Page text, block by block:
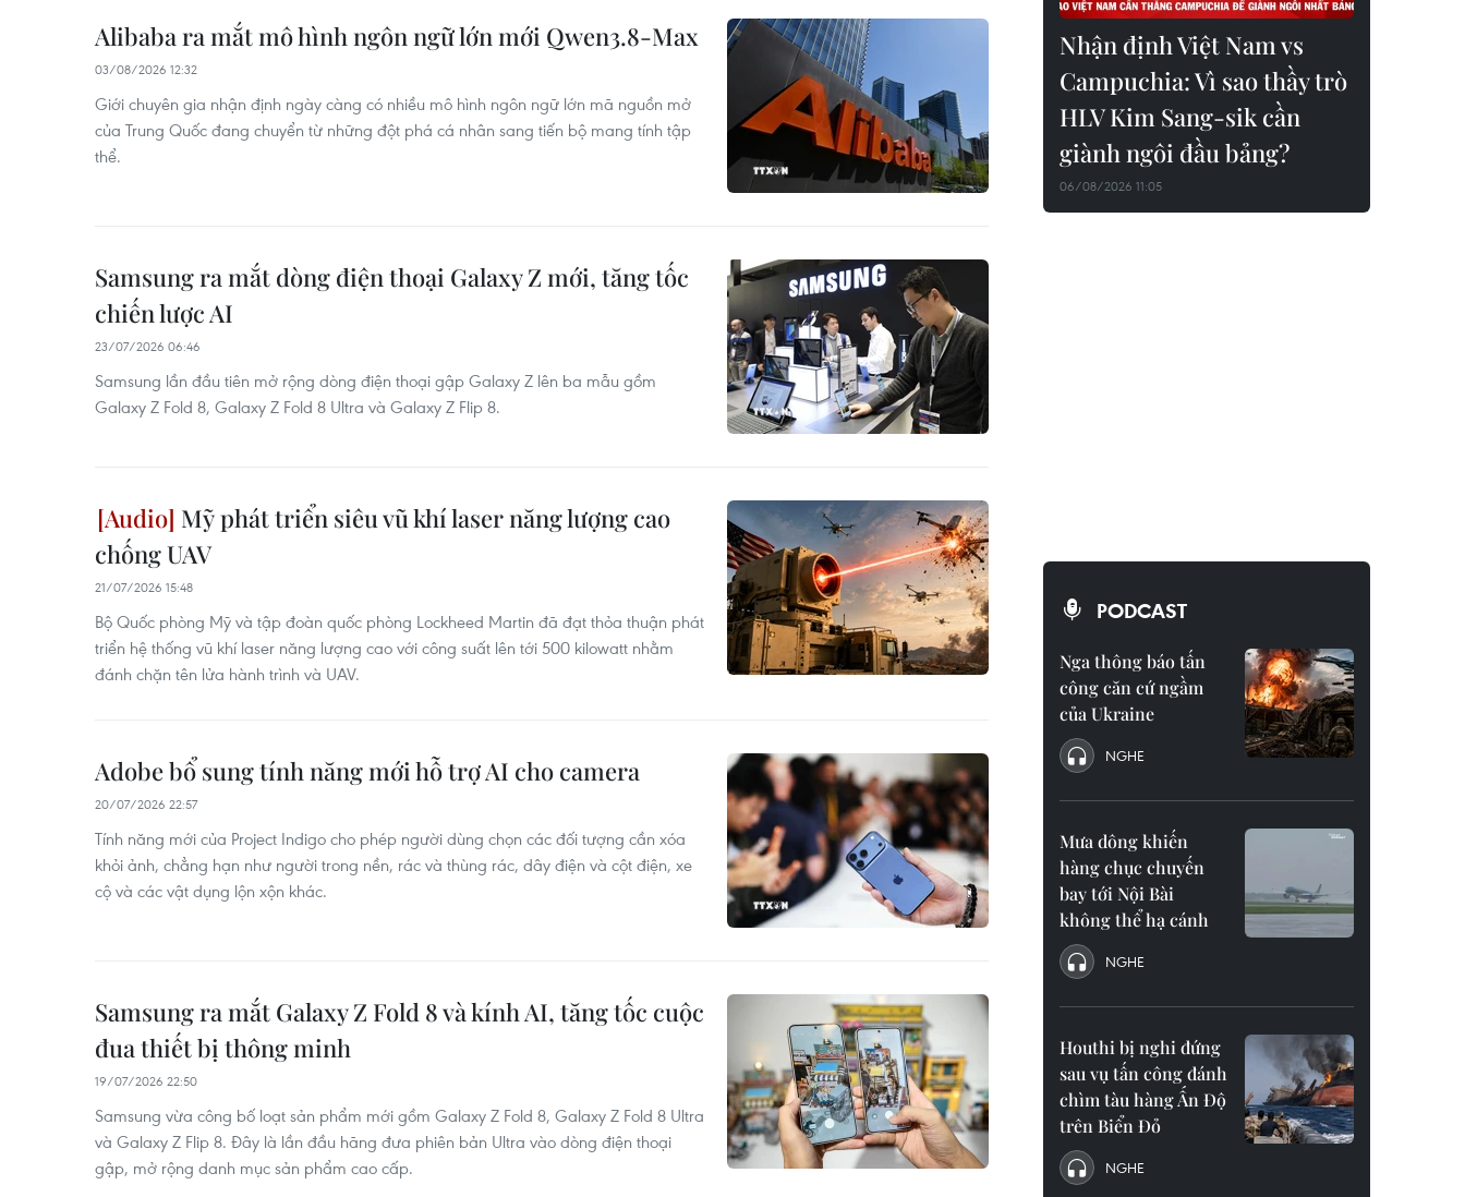
Alibaba ra mắt mô hình ngôn ngữ lớn mới Qwen3.8-Max
03/08/2026 12:32
Giới chuyên gia nhận định ngày càng có nhiều mô hình ngôn ngữ lớn mã nguồn mở
của Trung Quốc đang chuyển từ những đột phá cá nhân sang tiến bộ mang tính tập
thể.
Samsung ra mắt dòng điện thoại Galaxy Z mới, tăng tốc
chiến lược AI
23/07/2026 06:46
Samsung lần đầu tiên mở rộng dòng điện thoại gập Galaxy Z lên ba mẫu gồm
Galaxy Z Fold 8, Galaxy Z Fold 8 Ultra và Galaxy Z Flip 8.
Mỹ phát triển siêu vũ khí laser năng lượng cao
chống UAV
21/07/2026 15:48
Bộ Quốc phòng Mỹ và tập đoàn quốc phòng Lockheed Martin đã đạt thỏa thuận phát
triển hệ thống vũ khí laser năng lượng cao với công suất lên tới 500 kilowatt nhằm
đánh chặn tên lửa hành trình và UAV.
Adobe bổ sung tính năng mới hỗ trợ AI cho camera
20/07/2026 22:57
Tính năng mới của Project Indigo cho phép người dùng chọn các đối tượng cần xóa
khỏi ảnh, chẳng hạn như người trong nền, rác và thùng rác, dây điện và cột điện, xe
cộ và các vật dụng lộn xộn khác.
Samsung ra mắt Galaxy Z Fold 8 và kính AI, tăng tốc cuộc
đua thiết bị thông minh
19/07/2026 22:50
Samsung vừa công bố loạt sản phẩm mới gồm Galaxy Z Fold 8, Galaxy Z Fold 8 Ultra
và Galaxy Z Flip 8. Đây là lần đầu hãng đưa phiên bản Ultra vào dòng điện thoại
gập, mở rộng danh mục sản phẩm cao cấp.
Nhận định Việt Nam vs
Campuchia: Vì sao thầy trò
HLV Kim Sang-sik cần
giành ngôi đầu bảng?
06/08/2026 11:05
PODCAST
Nga thông báo tấn
công căn cứ ngầm
của Ukraine
NGHE
Mưa dông khiến
hàng chục chuyến
bay tới Nội Bài
không thể hạ cánh
NGHE
Houthi bị nghi đứng
sau vụ tấn công đánh
chìm tàu hàng Ấn Độ
trên Biển Đỏ
NGHE